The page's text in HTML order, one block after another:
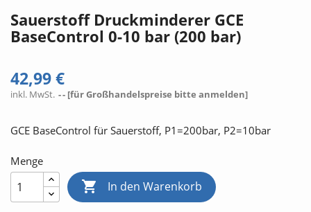
Sauerstoff Druckminderer GCE
BaseControl 0-10 bar (200 bar)
42,99 €
inkl. MwSt. - [für Großhandelspreise bitte anmelden]
GCE BaseControl für Sauerstoff, P1=200bar, P2=10bar
Menge
 In den Warenkorb